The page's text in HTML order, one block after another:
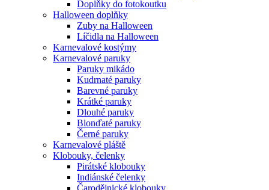
Doplňky do fotokoutku
Halloween doplňky
Zuby na Halloween
Líčidla na Halloween
Karnevalové kostýmy
Karnevalové paruky
Paruky mikádo
Kudrnaté paruky
Barevné paruky
Krátké paruky
Dlouhé paruky
Blonďaté paruky
Černé paruky
Karnevalové pláště
Klobouky, čelenky
Pirátské klobouky
Indiánské čelenky
Čarodějnické klobouky